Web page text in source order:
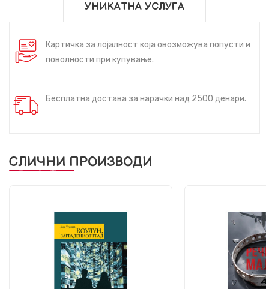
УНИКАТНА УСЛУГА
Картичка за лојалност која овозможува попусти и
поволности при купување.
Бесплатна достава за нарачки над 2500 денари.
СЛИЧНИ ПРОИЗВОДИ